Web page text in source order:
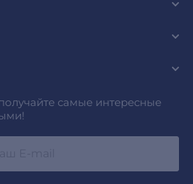
самые интересные